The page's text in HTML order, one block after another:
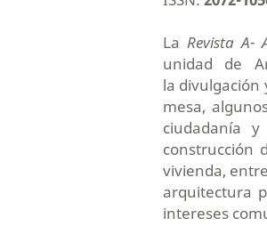
La Revista A-
unidad de
la divulgación
mesa,
ciudadanía
construcción
vivienda,
arquitectura
intereses